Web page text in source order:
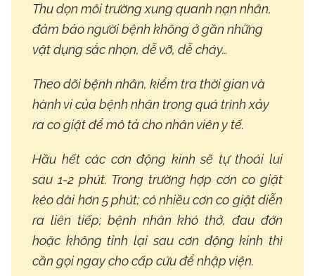
Thu dọn môi trường xung quanh nạn nhân,
đảm bảo người bệnh không ở gần những
vật dụng sắc nhọn, dễ vỡ, dễ cháy…
Theo dõi bệnh nhân, kiểm tra thời gian và
hành vi của bệnh nhân trong quá trình xảy
ra co giật để mô tả cho nhân viên y tế.
Hầu hết các cơn động kinh sẽ tự thoái lui
sau 1-2 phút. Trong trường hợp cơn co giật
kéo dài hơn 5 phút; có nhiều cơn co giật diễn
ra liên tiếp; bệnh nhân khó thở, đau đớn
hoặc không tỉnh lại sau cơn động kinh thì
cần gọi ngay cho cấp cứu để nhập viện.